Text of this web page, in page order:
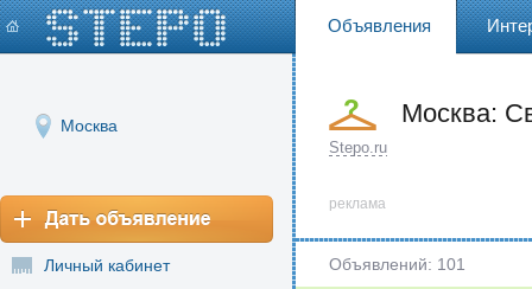
Объявления
Москва
Личный кабинет
Москва:
Stepo.ru
реклама
Объявлений: 101